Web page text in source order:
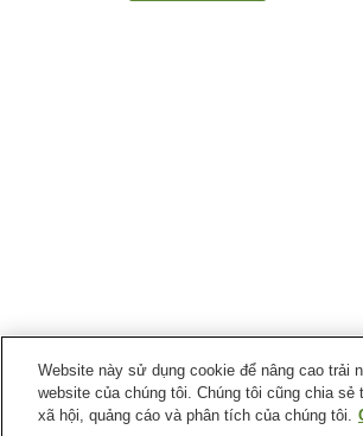
Trang chủ Nhật Bản Tỉnh
Website này sử dụng cookie để nâng cao
website của chúng tôi. Chúng tôi cũng chia
xã hội, quảng cáo và phân tích của chúng tôi.